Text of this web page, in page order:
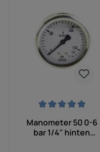
Manometer 50 0-6
bar 1/4" hinten